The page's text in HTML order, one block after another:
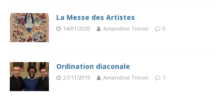
La Messe des Artistes
14/01/2020 Amandine Timon 0
Ordination diaconale
27/11/2019 Amandine Timon 1